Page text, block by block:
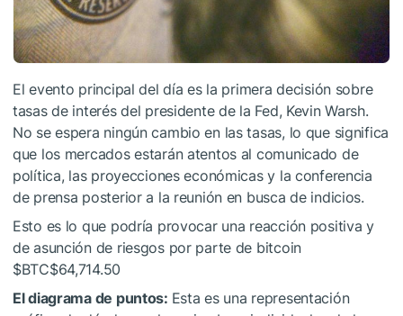
El evento principal del día es la primera decisión sobre
tasas de interés del presidente de la Fed, Kevin Warsh.
No se espera ningún cambio en las tasas, lo que significa
que los mercados estarán atentos al comunicado de
política, las proyecciones económicas y la conferencia
de prensa posterior a la reunión en busca de indicios.
Esto es lo que podría provocar una reacción positiva y
de asunción de riesgos por parte de bitcoin
$BTC$64,714.50
El diagrama de puntos: Esta es una representación